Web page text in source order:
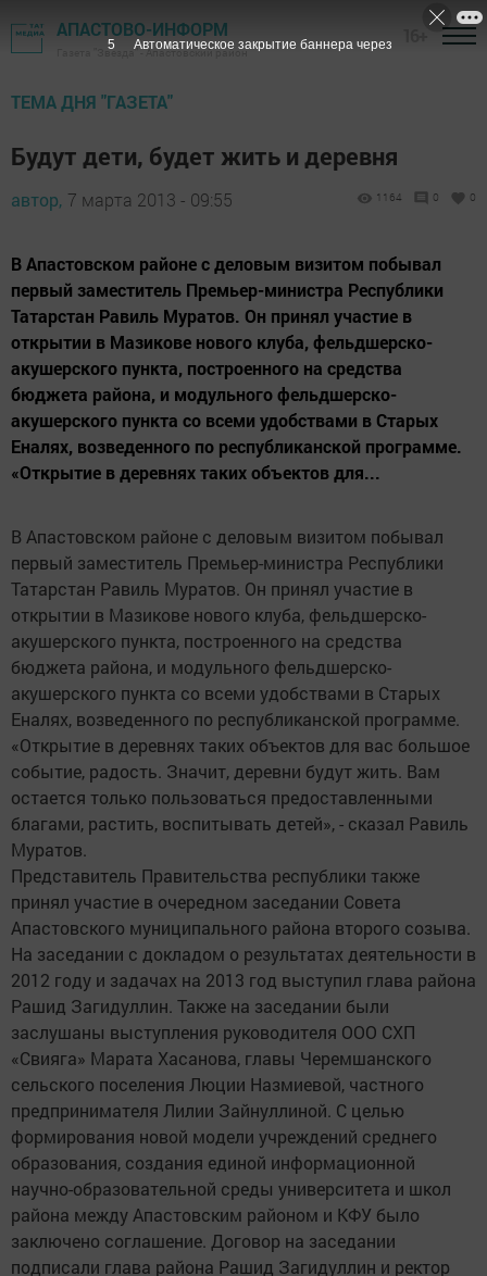
АПАСТОВО-ИНФОРМ
Газета "Звезда" - Апастовский район
ТЕМА ДНЯ "ГАЗЕТА"
Будут дети, будет жить и деревня
автор, 7 марта 2013 - 09:55 1164 0 0
В Апастовском районе с деловым визитом побывал
первый заместитель Премьер-министра Республики
Татарстан Равиль Муратов. Он принял участие в
открытии в Мазикове нового клуба, фельдшерско-
акушерского пункта, построенного на средства
бюджета района, и модульного фельдшерско-
акушерского пункта со всеми удобствами в Старых
Еналях, возведенного по республиканской программе.
«Открытие в деревнях таких объектов для...
В Апастовском районе с деловым визитом побывал
первый заместитель Премьер-министра Республики
Татарстан Равиль Муратов. Он принял участие в
открытии в Мазикове нового клуба, фельдшерско-
акушерского пункта, построенного на средства
бюджета района, и модульного фельдшерско-
акушерского пункта со всеми удобствами в Старых
Еналях, возведенного по республиканской программе.
«Открытие в деревнях таких объектов для вас большое
событие, радость. Значит, деревни будут жить. Вам
остается только пользоваться предоставленными
благами, растить, воспитывать детей», - сказал Равиль
Муратов.
Представитель Правительства республики также
принял участие в очередном заседании Совета
Апастовского муниципального района второго созыва.
На заседании с докладом о результатах деятельности в
2012 году и задачах на 2013 год выступил глава района
Рашид Загидуллин. Также на заседании были
заслушаны выступления руководителя ООО СХП
«Свияга» Марата Хасанова, главы Черемшанского
сельского поселения Люции Назмиевой, частного
предпринимателя Лилии Зайнуллиной. С целью
формирования новой модели учреждений среднего
образования, создания единой информационной
научно-образовательной среды университета и школ
района между Апастовским районом и КФУ было
заключено соглашение. Договор на заседании
подписали глава района Рашид Загидуллин и ректор
3 Автоматическое закрытие баннера через